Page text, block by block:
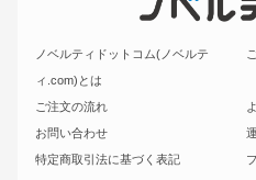
ノベルティドットコム(ノベルテ
ィ.com)とは
ご注文の流れ
お問い合わせ
特定商取引法に基づく表記